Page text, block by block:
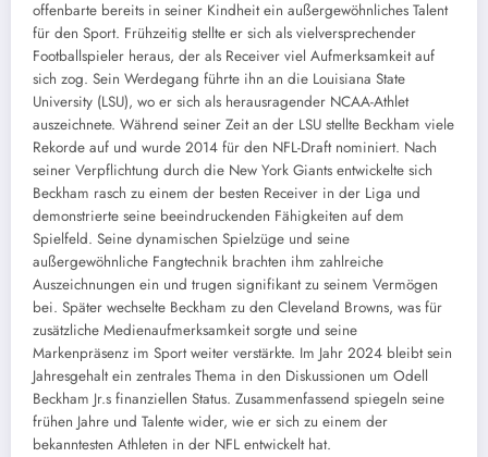
offenbarte bereits in seiner Kindheit ein außergewöhnliches Talent
für den Sport. Frühzeitig stellte er sich als vielversprechender
Footballspieler heraus, der als Receiver viel Aufmerksamkeit auf
sich zog. Sein Werdegang führte ihn an die Louisiana State
University (LSU), wo er sich als herausragender NCAA-Athlet
auszeichnete. Während seiner Zeit an der LSU stellte Beckham viele
Rekorde auf und wurde 2014 für den NFL-Draft nominiert. Nach
seiner Verpflichtung durch die New York Giants entwickelte sich
Beckham rasch zu einem der besten Receiver in der Liga und
demonstrierte seine beeindruckenden Fähigkeiten auf dem
Spielfeld. Seine dynamischen Spielzüge und seine
außergewöhnliche Fangtechnik brachten ihm zahlreiche
Auszeichnungen ein und trugen signifikant zu seinem Vermögen
bei. Später wechselte Beckham zu den Cleveland Browns, was für
zusätzliche Medienaufmerksamkeit sorgte und seine
Markenpräsenz im Sport weiter verstärkte. Im Jahr 2024 bleibt sein
Jahresgehalt ein zentrales Thema in den Diskussionen um Odell
Beckham Jr.s finanziellen Status. Zusammenfassend spiegeln seine
frühen Jahre und Talente wider, wie er sich zu einem der
bekanntesten Athleten in der NFL entwickelt hat.